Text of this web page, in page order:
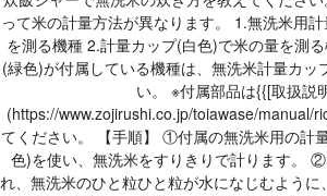
って米の計量方法が異なります。 1.無洗米用
を測る機種 2.計量カップ(白色)で米の量を測
(緑色)が付属している機種は、無洗米計量カッ
い。 ※付属部品は{{[取扱説
(https://www.zojirushi.co.jp/toiawase/manual/
てください。 【手順】 ①付属の無洗米用の計
色)を使い、無洗米をすりきりで計ります。
れ、無洗米のひと粒ひと粒が水になじむように